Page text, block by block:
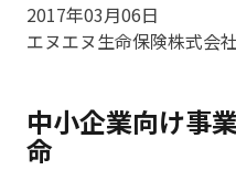
2017年03月06日
エヌエヌ生命保険株式会社
中小企業向け事
命